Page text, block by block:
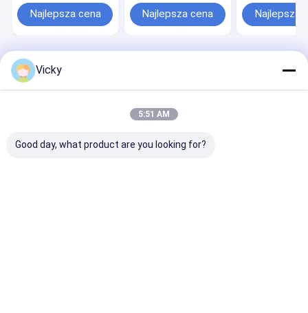
się KKU75 PCDL TPU
Przejrzysty
samochodowy
powłoka nie pęka
Najlepsza cena
Przejrzysty
Hydrofobiczny 6 lat
powłoka nie pęka
Najlepsza cena
mil
Samoleczący
Gwarancja
samochodowy
Najlepsza
Dom
Chinach.Copyright © 2026 Jiangsu Kailong New Material Co., Ltd..
All Rights Reserved.
Vicky
5:51 AM
Good day, what product are you looking for?